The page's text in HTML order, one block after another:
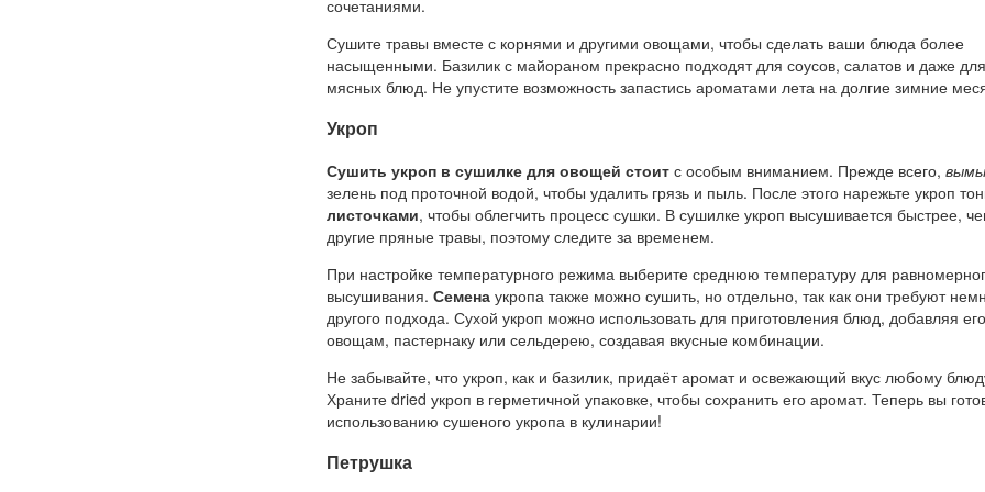
сочетаниями.
Сушите травы вместе с корнями и другими овощами, чтобы сделать ваши блюда более
насыщенными. Базилик с майораном прекрасно подходят для соусов, салатов и даже для
мясных блюд. Не упустите возможность запастись ароматами лета на долгие зимние
Укроп
Сушить укроп в сушилке для овощей стоит с особым вниманием. Прежде всего,
зелень под проточной водой, чтобы удалить грязь и пыль. После этого нарежьте укроп
листочками, чтобы облегчить процесс сушки. В сушилке укроп высушивается быстрее,
другие пряные травы, поэтому следите за временем.
При настройке температурного режима выберите среднюю температуру для
высушивания. Семена укропа также можно сушить, но отдельно, так как они требуют
другого подхода. Сухой укроп можно использовать для приготовления блюд, добавляя
овощам, пастернаку или сельдерею, создавая вкусные комбинации.
Не забывайте, что укроп, как и базилик, придаёт аромат и освежающий вкус любому
Храните dried укроп в герметичной упаковке, чтобы сохранить его аромат. Теперь вы
использованию сушеного укропа в кулинарии!
Петрушка